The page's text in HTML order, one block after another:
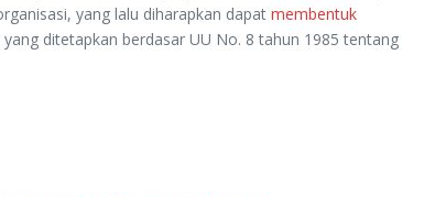
yang lalu diharapkan dapat membentuk
ditetapkan berdasar UU No. 8 tahun 1985 tentang